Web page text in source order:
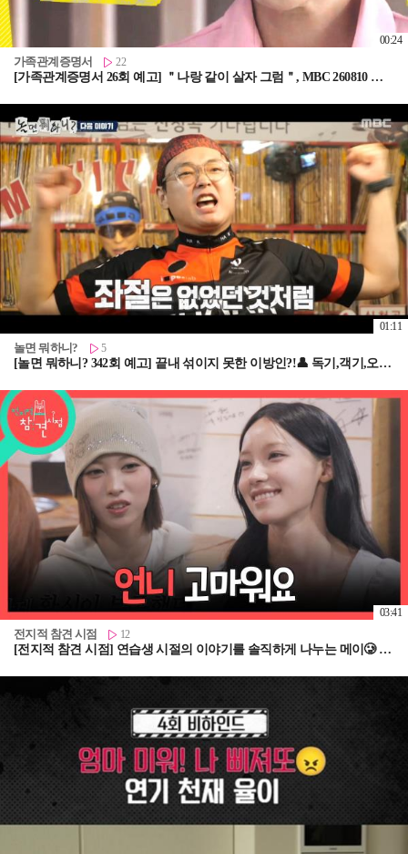
가족관계증명서 22
[가족관계증명서 26회 예고] ＂나랑 같이 살자 그럼＂, MBC 260810 방송
00:24
놀면 뭐하니? 5
[놀면 뭐하니? 342회 예고] 끝내 섞이지 못한 이방인?!👤 독기,객기,오기 잔뜩 품고 돌아온 박영진!, MBC 260815 방송
01:11
전지적 참견 시점 12
[전지적 참견 시점] 연습생 시절의 이야기를 솔직하게 나누는 메이🥲 매니저님들을 늘 걱정했던 리센느, MBC 260808 방송
03:41